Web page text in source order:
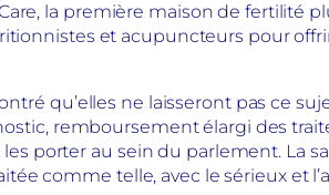
la première maison de fertilité
et acupuncteurs pour
qu’elles ne laisseront pas ce
remboursement élargi des
porter au sein du parlement. La
comme telle, avec le sérieux et